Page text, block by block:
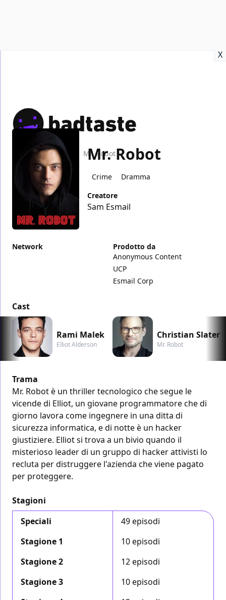
X
Home TV Mr. Robot
Mr. Robot
Crime
Dramma
Creatore
Sam Esmail
Network
Prodotto da
Anonymous Content
UCP
Esmail Corp
Cast
Rami Malek
Elliot Alderson
Christian Slater
Mr. Robot
Trama
Mr. Robot è un thriller tecnologico che segue le
vicende di Elliot, un giovane programmatore che di
giorno lavora come ingegnere in una ditta di
sicurezza informatica, e di notte è un hacker
giustiziere. Elliot si trova a un bivio quando il
misterioso leader di un gruppo di hacker attivisti lo
recluta per distruggere l'azienda che viene pagato
per proteggere.
Stagioni
Speciali
49 episodi
Stagione 1
10 episodi
Stagione 2
12 episodi
Stagione 3
10 episodi